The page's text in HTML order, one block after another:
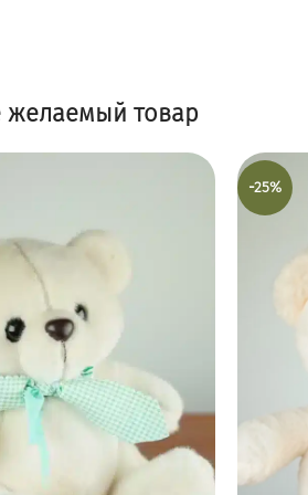
желаемый товар
-25%